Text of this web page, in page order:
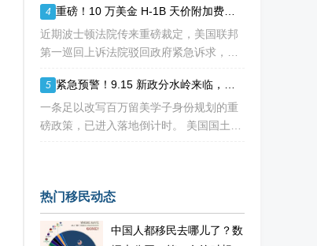
朗普政府正在讨论一项针对国际学生毕业
后工作许可（OPT）的新方案，其中可能
包括高达10万美元
4
近期波士顿法院传来重磅裁定，美国联邦
第一巡回上诉法院驳回政府紧急诉求，此
费，再次被司法禁令冻结。 不少海外技
术人才看到消息稍感宽慰，但
5
一条足以改写百万留美学子身份规划的重
磅政策，已进入落地倒计时。 美国国土安
热门移民动态
中国人都移民去哪儿了？数